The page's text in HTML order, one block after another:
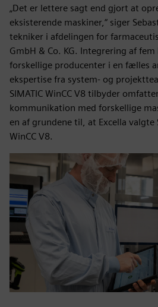
„Det er lettere sagt end gjort at
eksisterende maskiner,“ siger
tekniker i afdelingen for
GmbH & Co. KG. Integrering af
forskellige producenter i en fælles
ekspertise fra system- og
SIMATIC WinCC V8 tilbyder
kommunikation med forskellige
en af grundene til, at Excella valgte
WinCC V8.